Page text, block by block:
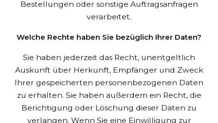
Bestellungen oder sonstige Auftragsanfragen
verarbeitet.
Welche Rechte haben Sie bezüglich Ihrer Daten?
Sie haben jederzeit das Recht, unentgeltlich
Auskunft über Herkunft, Empfänger und Zweck
Ihrer gespeicherten personenbezogenen Daten
zu erhalten. Sie haben außerdem ein Recht, die
Berichtigung oder Löschung dieser Daten zu
verlangen. Wenn Sie eine Einwilligung zur